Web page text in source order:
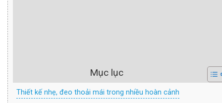
Mục lục
Thiết kế nhẹ, đeo thoải mái trong nhiều hoàn cảnh